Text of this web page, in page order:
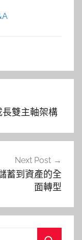
雙主軸架構
Next Post
蓄到資產的全
面轉型